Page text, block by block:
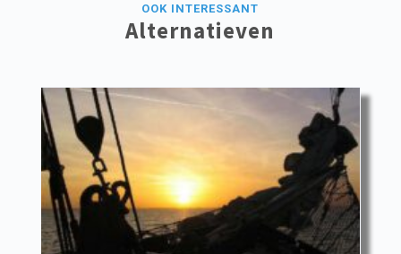
OOK INTERESSANT
Alternatieven